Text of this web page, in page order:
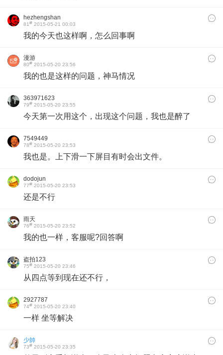
hezhengshan
81# 2015-05-21 00:03
我的今天也这样啊，怎么回事啊
漫游
80# 2015-05-20 23:56
我的也是这样的问题，神马情况
363971623
79# 2015-05-20 23:55
今天第一次用这个，出现这个问题，我也是醉了
7549449
78# 2015-05-20 23:53
我也是。上下滑一下屏目有时会出文件。
dodojun
77# 2015-05-20 23:53
还是不行
雨天
76# 2015-05-20 23:52
我的也一样，客服呢?回答啊
盗拍123
75# 2015-05-20 23:46
从四点等到现在还不行，
2927787
74# 2015-05-20 23:40
一样 坐等解决
少帥
73# 2015-05-20 23:35